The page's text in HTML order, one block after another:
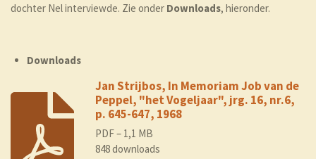
dochter Nel interviewde. Zie onder Downloads, hieronder.
Downloads
Jan Strijbos, In Memoriam Job van de
Peppel, "het Vogeljaar", jrg. 16, nr.6,
p. 645-647, 1968
PDF – 1,1 MB
848 downloads